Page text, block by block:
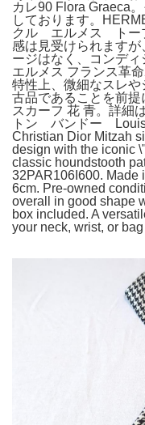
カレ90 Flora Graeca
しております。
クル エルメス トー
感は見受けられます
ージはなく、コンデ
エルメス フランス革
特性上、微細なスレ
古品であることを前
スカーフ 花 青。詳細
トン バンドー Louis
Christian Dior Mitzah
design with the iconic
classic houndstooth
32PAR106I600. Made
6cm. Pre-owned
overall in good shape
box included. A
your neck, wrist, or